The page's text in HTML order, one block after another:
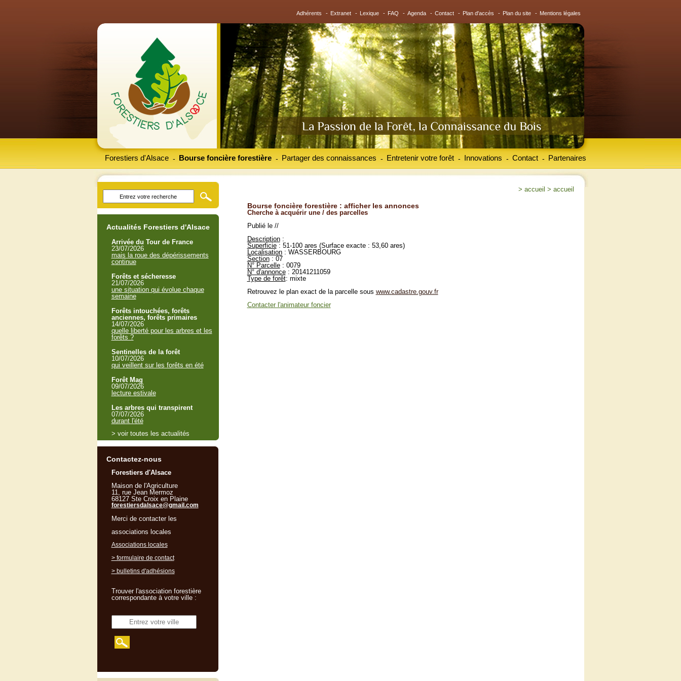
Adhérents - Extranet - Lexique - FAQ - Agenda - Contact - Plan d'accès - Plan du site - Mentions légales
Forestiers d'Alsace Bourse foncière forestière
- Partager des connaissances
- Entretenir votre forêt
- Innovations
- Contact
- Partenaires
-
> accueil > accueil
Bourse foncière forestière : afficher les annonces
Cherche à acquérir une / des parcelles
Publié le //
Description:
Superficie: 51-100 ares (Surface exacte : 53,60 ares)
Localisation: WASSERBOURG
Section: 07
N° Parcelle: 0079
N° d'annonce: 20141211059
Type de forêt: mixte
Retrouvez le plan exact de la parcelle sous www.cadastre.gouv.fr
Contacter l'animateur foncier
Actualités Forestiers d'Alsace
Arrivée du Tour de France
23/07/2026
mais la roue des dépérissements
continue
Forêts et sécheresse
21/07/2026
une situation qui évolue chaque
semaine
Forêts intouchées, forêts
anciennes, forêts primaires
14/07/2026
quelle liberté pour les arbres et les
forêts ?
Sentinelles de la forêt
10/07/2026
qui veillent sur les forêts en été
Forêt Mag
09/07/2026
lecture estivale
Les arbres qui transpirent
07/07/2026
durant l'été
> voir toutes les actualités
Contactez-nous
Forestiers d'Alsace
Maison de l'Agriculture
11, rue Jean Mermoz
68127 Ste Croix en Plaine
forestiersdalsace@gmail.com
Merci de contacter les
associations locales
Associations locales
> formulaire de contact
> bulletins d'adhésions
Trouver l'association forestière
correspondante à votre ville :